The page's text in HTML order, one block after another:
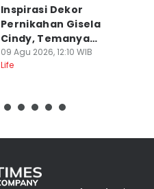
Inspirasi Dekor
Pernikahan Gisela
Cindy, Temanya
Romantic Garden!
09 Agu 2026, 12:10 WIB
Life